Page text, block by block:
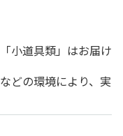
小道具類」はお届け
どの環境により、実